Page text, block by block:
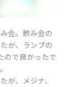
会。飲み会の
が、ランプの
ので良かったで
が、メジナ、